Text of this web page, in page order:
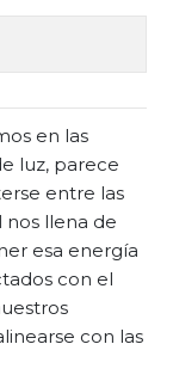
en las
luz, parece
entre las
nos llena de
esa energía
con el
con las